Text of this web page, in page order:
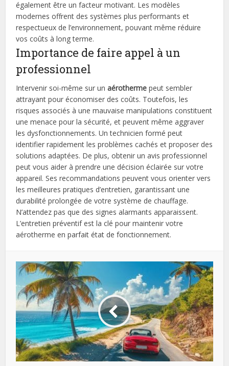
également être un facteur motivant. Les modèles
modernes offrent des systèmes plus performants et
respectueux de l’environnement, pouvant même réduire
vos coûts à long terme.
Importance de faire appel à un
professionnel
Intervenir soi-même sur unaérotherme peut sembler
attrayant pour économiser des coûts. Toutefois, les
risques associés à une mauvaise manipulations constituent
une menace pour la sécurité, et peuvent même aggraver
les dysfonctionnements. Un technicien formé peut
identifier rapidement les problèmes cachés et proposer des
solutions adaptées. De plus, obtenir un avis professionnel
peut vous aider à prendre une décision éclairée sur votre
appareil. Ses recommandations peuvent vous orienter vers
les meilleures pratiques d’entretien, garantissant une
durabilité prolongée de votre système de chauffage.
N’attendez pas que des signes alarmants apparaissent.
L’entretien préventif est la clé pour maintenir votre
aérotherme en parfait état de fonctionnement.